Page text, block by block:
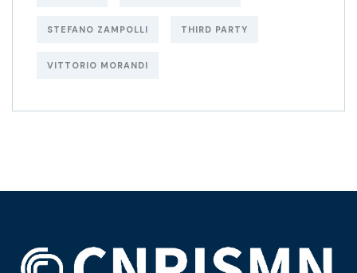
STEFANO ZAMPOLLI THIRD PARTY
VITTORIO MORANDI